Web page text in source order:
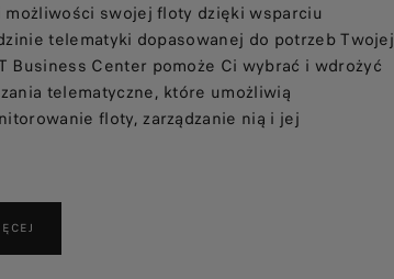
możliwości swojej floty dzięki wsparciu
telematyki dopasowanej do potrzeb Twojej
Business Center pomoże Ci wybrać i wdrożyć
telematyczne, które umożliwią
floty, zarządzanie nią i jej